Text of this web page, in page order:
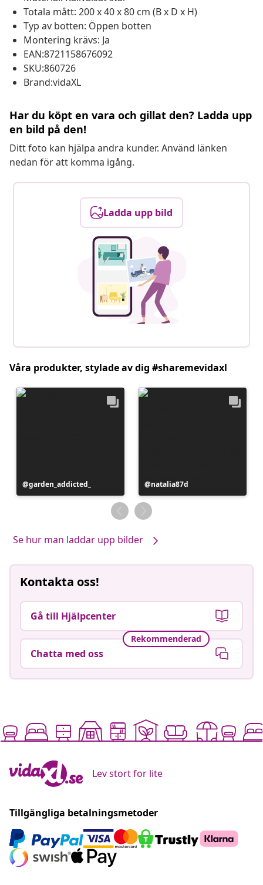
Totala mått: 200 x 40 x 80 cm (B x D x H)
Typ av botten: Öppen botten
Montering krävs: Ja
EAN:8721158676092
SKU:860726
Brand:vidaXL
Har du köpt en vara och gillat den? Ladda upp
en bild på den!
Ditt foto kan hjälpa andra kunder. Använd länken
nedan för att komma igång.
Ladda upp bild
Våra produkter, stylade av dig #sharemevidaxl
Inlägg
publicerat
garden_addicted_
Inlägg
publicerat
av
natalia87d
Se hur man laddar upp bilder
Kontakta oss!
Gå till Hjälpcenter
Rekommenderad
Chatta med oss
Lev stort for lite
Tillgängliga betalningsmetoder